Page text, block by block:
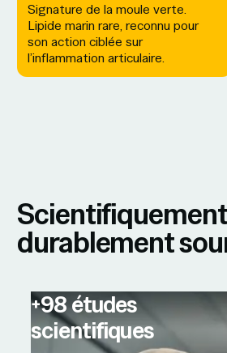
Signature de la moule verte.
Lipide marin rare, reconnu pour
son action ciblée sur
l’inflammation articulaire.
durablement
+98 études
scientifiques